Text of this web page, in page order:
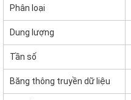
Phân loại
Dung lượng
Tần số
Băng thông truyền dữ liệu